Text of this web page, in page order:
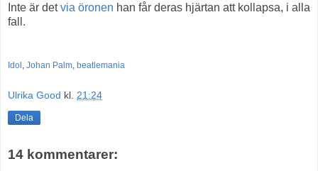
Inte är detvia öronen han får deras hjärtan att kollapsa, i alla
fall.
Idol , Johan Palm, beatlemania
Ulrika Good kl. 21:24
Dela
14 kommentarer: